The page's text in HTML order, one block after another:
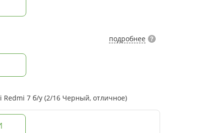
подробнее
7 б/у (2/16 Черный, отличное)